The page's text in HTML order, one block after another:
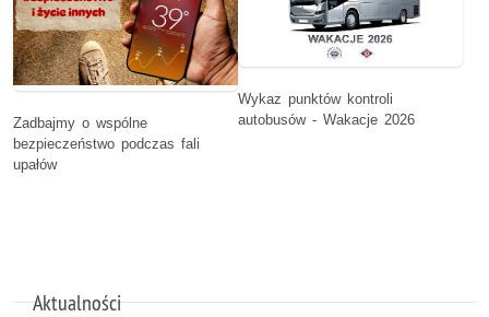
Zadbajmy o wspólne
bezpieczeństwo podczas fali
upałów
Wykaz punktów kontroli
autobusów - Wakacje 2026
Aktualności